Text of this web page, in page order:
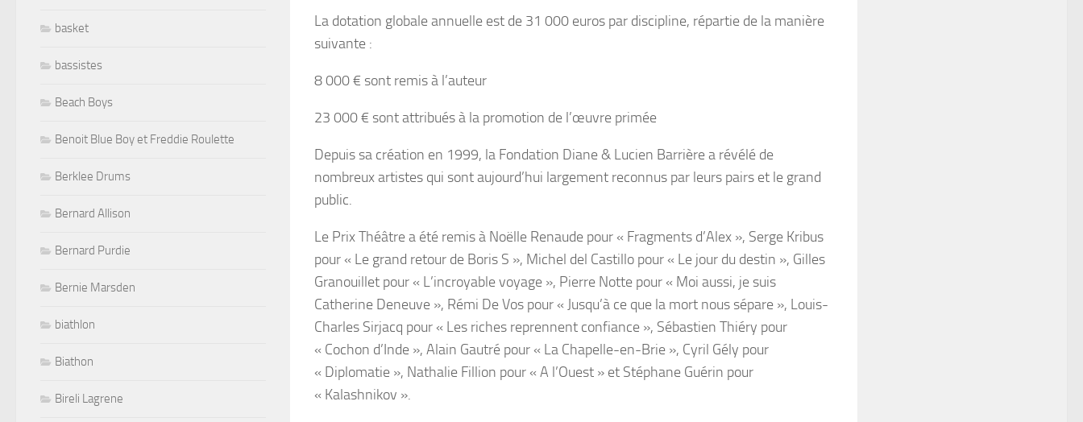
La dotation globale annuelle est de 31 000 euros par discipline, répartie de la manière
suivante :
8 000 € sont remis à l’auteur
23 000 € sont attribués à la promotion de l’œuvre primée
Depuis sa création en 1999, la Fondation Diane & Lucien Barrière a révélé de
nombreux artistes qui sont aujourd’hui largement reconnus par leurs pairs et le grand
public.
Le Prix Théâtre a été remis à Noëlle Renaude pour « Fragments d’Alex », Serge Kribus
pour « Le grand retour de Boris S », Michel del Castillo pour « Le jour du destin », Gilles
Granouillet pour « L’incroyable voyage », Pierre Notte pour « Moi aussi, je suis
Catherine Deneuve », Rémi De Vos pour « Jusqu’à ce que la mort nous sépare », Louis-
Charles Sirjacq pour « Les riches reprennent confiance », Sébastien Thiéry pour
« Cochon d’Inde », Alain Gautré pour « La Chapelle-en-Brie », Cyril Gély pour
« Diplomatie », Nathalie Fillion pour « A l’Ouest » et Stéphane Guérin pour
« Kalashnikov ».
basket
bassistes
Beach Boys
Benoit Blue Boy et Freddie Roulette
Berklee Drums
Bernard Allison
Bernard Purdie
Bernie Marsden
biathlon
Biathon
Bireli Lagrene